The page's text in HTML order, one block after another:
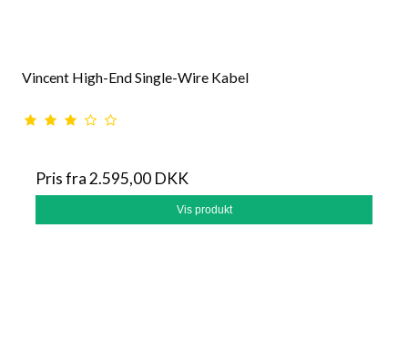
Vincent High-End Single-Wire Kabel
Pris fra2.595,00 DKK
Vis produkt